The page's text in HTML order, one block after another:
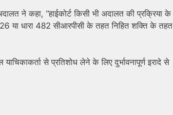
ने कहा, “हाईकोर्ट किसी भी अदालत की प्रक्रिया के
या धारा 482 सीआरपीसी के तहत निहित शक्ति के तहत
से प्रतिशोध लेने के लिए दुर्भावनापूर्ण इरादे से